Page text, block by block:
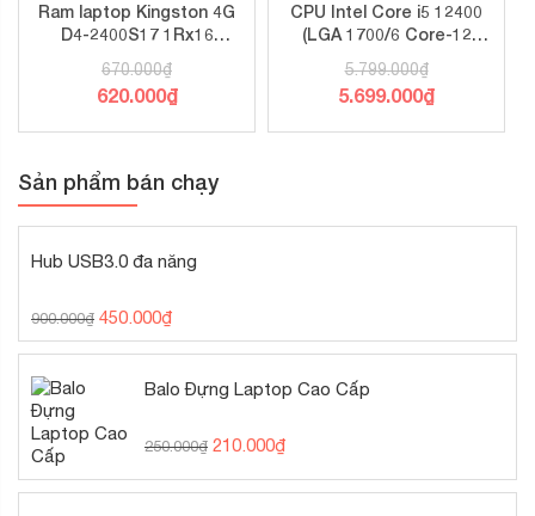
Ram laptop Kingston 4G
D4-2400S17 1Rx16
SODIMM
670.000₫
620.000₫
CPU Intel Core i5 12400
(LGA 1700/6 Core-12
Thread/2.5 GHz-4.4
GHz/18 MB/65 W)
5.799.000₫
5.699.000₫
Sản phẩm bán chạy
Hub USB3.0 đa năng
900.000₫ 450.000₫
Balo Đựng Laptop Cao Cấp
250.000₫ 210.000₫